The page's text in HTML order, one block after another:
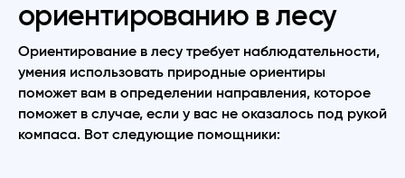
ориентированию в лесу
Ориентирование в лесу требует наблюдательности,
умения использовать природные ориентиры
поможет вам в определении направления, которое
поможет в случае, если у вас не оказалось под рукой
компаса. Вот следующие помощники: